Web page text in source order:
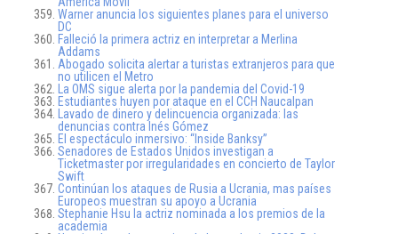
Warner anuncia los siguientes planes para el universo
DC
Falleció la primera actriz en interpretar a Merlina
Addams
Abogado solicita alertar a turistas extranjeros para que
no utilicen el Metro
La OMS sigue alerta por la pandemia del Covid-19
Estudiantes huyen por ataque en el CCH Naucalpan
Lavado de dinero y delincuencia organizada: las
denuncias contra Inés Gómez
El espectáculo inmersivo: “Inside Banksy”
Senadores de Estados Unidos investigan a
Ticketmaster por irregularidades en concierto de Taylor
Swift
Continúan los ataques de Rusia a Ucrania, mas países
Europeos muestran su apoyo a Ucrania
Stephanie Hsu la actriz nominada a los premios de la
academia